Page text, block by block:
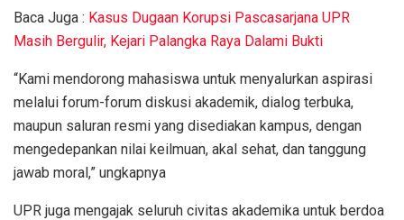
Baca Juga : Kasus Dugaan Korupsi Pascasarjana UPR
Masih Bergulir, Kejari Palangka Raya Dalami Bukti
“Kami mendorong mahasiswa untuk menyalurkan aspirasi
melalui forum-forum diskusi akademik, dialog terbuka,
maupun saluran resmi yang disediakan kampus, dengan
mengedepankan nilai keilmuan, akal sehat, dan tanggung
jawab moral,” ungkapnya
UPR juga mengajak seluruh civitas akademika untuk berdoa